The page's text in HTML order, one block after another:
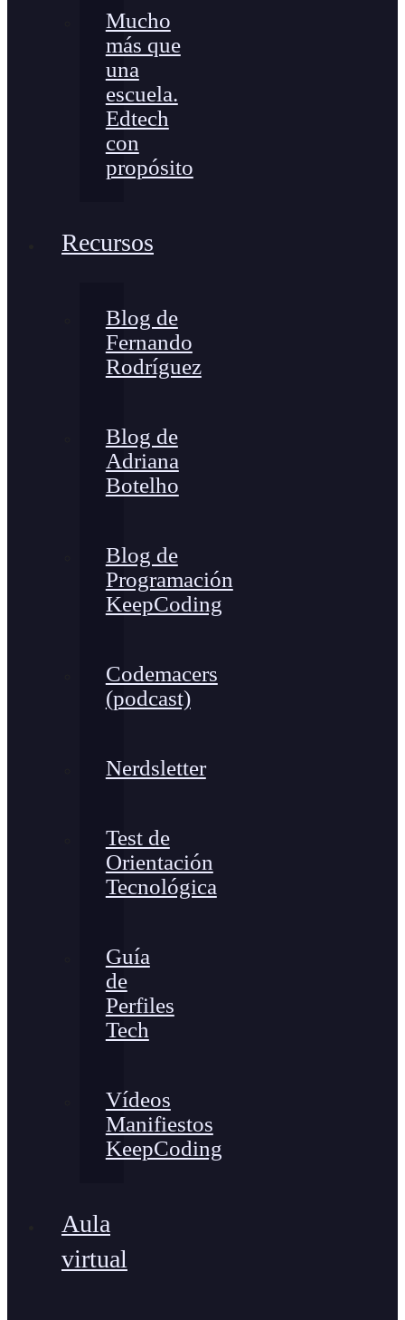
Mucho
más que
una
escuela.
Edtech
con
propósito
Recursos
Blog de
Fernando
Rodríguez
Blog de
Adriana
Botelho
Blog de
Programación
KeepCoding
Codemacers
(podcast)
Nerdsletter
Test de
Orientación
Tecnológica
Guía
de
Perfiles
Tech
Vídeos
Manifiestos
KeepCoding
Aula
virtual